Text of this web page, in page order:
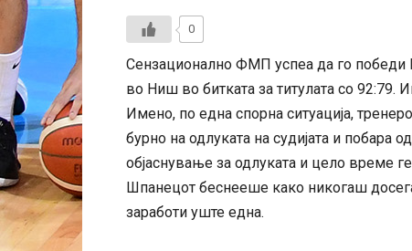
0
Сензационално ФМП успеа да го победи
во Ниш во битката за титулата со 92:79.
Имено, по една спорна ситуација,
бурно на одлуката на судијата и побара
објаснување за одлуката и цело време
Шпанецот беснееше како никогаш
заработи уште една.